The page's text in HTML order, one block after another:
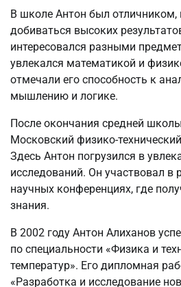
В школе Антон был отличником,
добиваться высоких
интересовался разными
увлекался математикой и
отмечали его способность к
мышлению и логике.
После окончания средней
Московский физико-
Здесь Антон погрузился в
исследований. Он участвовал в
научных конференциях, где
знания.
В 2002 году Антон Алиханов
по специальности «Физика и
температур». Его дипломная
«Разработка и исследование